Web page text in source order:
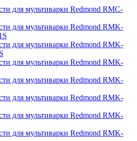
для мультиварки Redmond RMC-
для мультиварки Redmond RMK-
для мультиварки Redmond RMK-
для мультиварки Redmond RMK-
для мультиварки Redmond RMK-
для мультиварки Redmond RMK-
для мультиварки Redmond RMK-
для мультиварки Redmond RMK-